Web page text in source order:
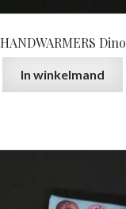
HANDWARMERS Dino
In winkelmand